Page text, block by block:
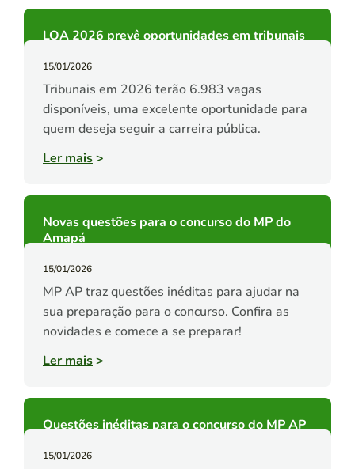
LOA 2026 prevê oportunidades em tribunais
15/01/2026
Tribunais em 2026 terão 6.983 vagas
disponíveis, uma excelente oportunidade para
quem deseja seguir a carreira pública.
Ler mais>
Novas questões para o concurso do MP do
Amapá
15/01/2026
MP AP traz questões inéditas para ajudar na
sua preparação para o concurso. Confira as
novidades e comece a se preparar!
Ler mais>
Questões inéditas para o concurso do MP AP
15/01/2026